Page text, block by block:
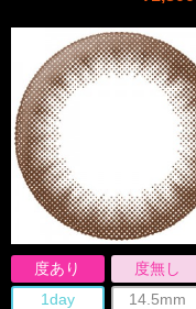
度あり
度無し
1day
14.5mm